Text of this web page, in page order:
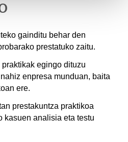
gainditu behar den
prestatuko zaitu.
egingo dituzu
enpresa munduan, baita
ere.
prestakuntza praktikoa
kasuen analisia eta testu